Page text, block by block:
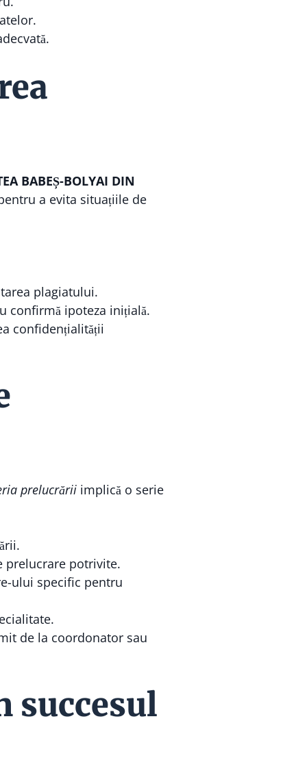
BABEȘ-BOLYAI DIN
a evita situațiile de
plagiatului.
confirmă ipoteza inițială.
confidențialității
prelucrării implică o serie
prelucrare potrivite.
ului specific pentru
de la coordonator sau
succesul